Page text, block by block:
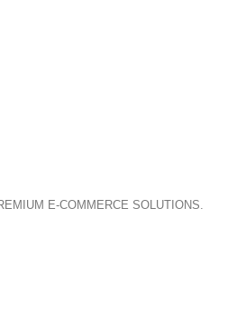
E-COMMERCE SOLUTIONS.